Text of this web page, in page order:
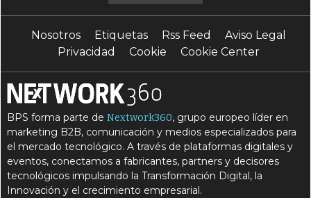
Nosotros Etiquetas Rss Feed
Aviso Legal
Privacidad
Cookie Cookie Center
BPS forma parte deNextwork360, grupo europeo líder en
marketing B2B, comunicación y medios especializados para
el mercado tecnológico. A través de plataformas digitales y
eventos, conectamos a fabricantes, partners y decisores
tecnológicos impulsando la Transformación Digital, la
Innovación y el crecimiento empresarial.